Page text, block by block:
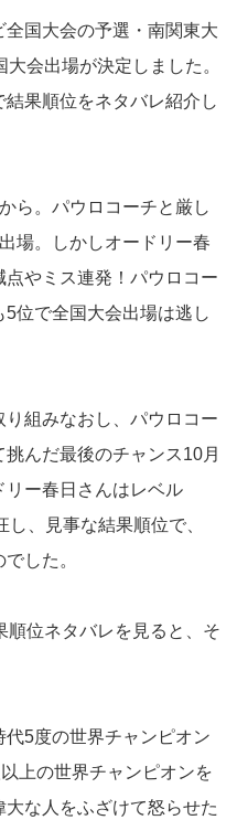
国大会の予選・南関東大
会出場が決定しました。
果順位をネタバレ紹介し
ら。パウロコーチと厳し
場。しかしオードリー春
やミス連発！パウロコー
位で全国大会出場は逃し
組みなおし、パウロコー
んだ最後のチャンス10月
ー春日さんはレベル
、見事な結果順位で、
した。
順位ネタバレを見ると、そ
5度の世界チャンピオン
上の世界チャンピオンを
な人をふざけて怒らせた